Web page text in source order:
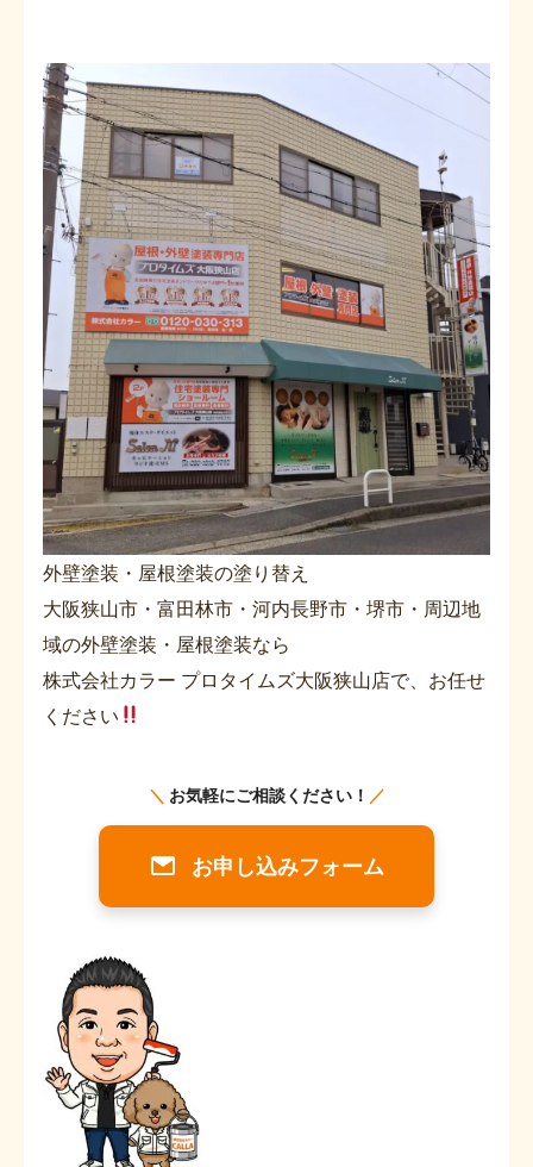
外壁塗装・屋根塗装の塗り替え
大阪狭山市・富田林市・河内長野市・堺市・周辺地
域の外壁塗装・屋根塗装なら
株式会社カラー プロタイムズ大阪狭山店で、お任せ
ください
お申し込みフォーム